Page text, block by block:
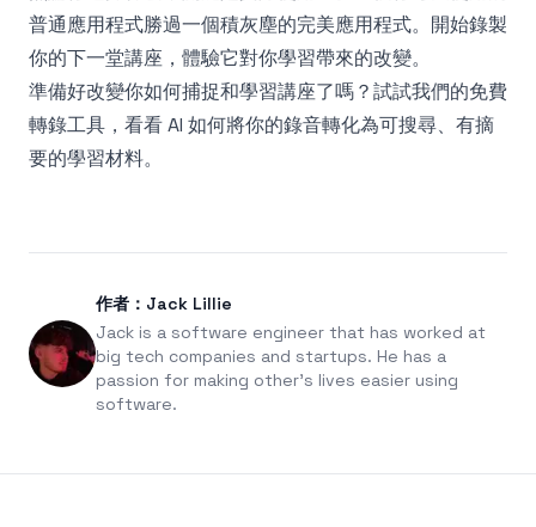
普通應用程式勝過一個積灰塵的完美應用程式。開始錄製
你的下一堂講座，體驗它對你學習帶來的改變。
準備好改變你如何捕捉和學習講座了嗎？試試我們的免費
轉錄工具 ，看看 AI 如何將你的錄音轉化為可搜尋、有摘
要的學習材料。
作者：Jack Lillie
Jack is a software engineer that has worked at
big tech companies and startups. He has a
passion for making other's lives easier using
software.